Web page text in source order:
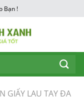
Bạn !
GIẤY LAU TAY ĐA